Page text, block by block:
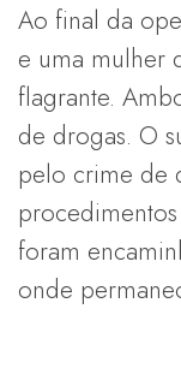
Ao final da
e uma mulher
flagrante.
de drogas. O
pelo crime de
foram
onde